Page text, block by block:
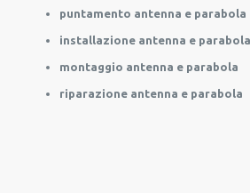
puntamento antenna e parabola
installazione antenna e parabola
montaggio antenna e parabola
riparazione antenna e parabola